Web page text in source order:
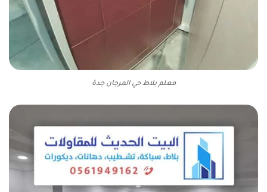
معلم بلاط حي المرجان جدة